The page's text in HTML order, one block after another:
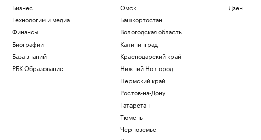
Бизнес
Технологии и медиа
Финансы
Биографии
База знаний
РБК Образование
Омск
Башкортостан
Вологодская область
Калининград
Краснодарский край
Нижний Новгород
Пермский край
Ростов-на-Дону
Татарстан
Тюмень
Черноземье
Дзен